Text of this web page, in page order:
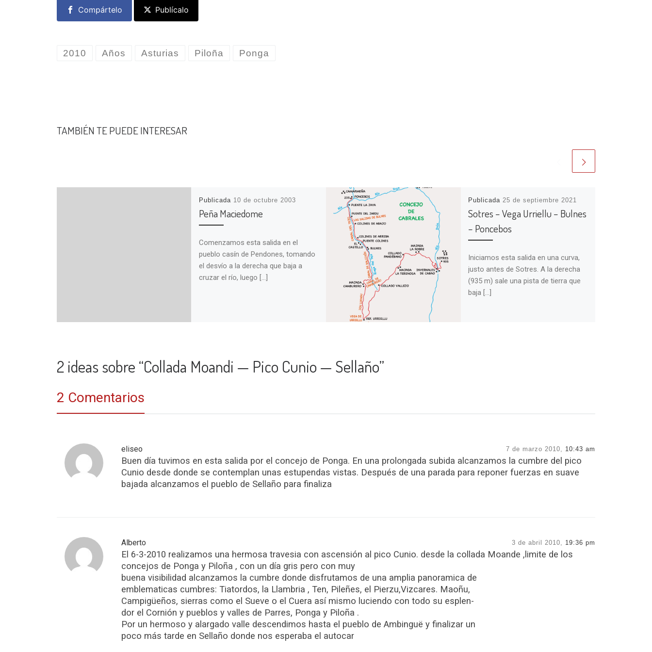
Compártelo Publícalo
2010 Años Asturias Piloña Ponga
TAMBIÉN TE PUEDE INTERESAR
Publicada 10 de octubre 2003
Peña Maciedome
Comenzamos esta salida en el
pueblo casín de Pendones, tomando
el desvío a la derecha que baja a
cruzar el río, luego […]
Publicada 25 de septiembre 2021
Sotres – Vega Urriellu – Bulnes
– Poncebos
Iniciamos esta salida en una curva,
justo antes de Sotres. A la derecha
(935 m) sale una pista de tierra que
baja […]
2 ideas sobre “Collada Moandi — Pico Cunio — Sellaño”
2 Comentarios
eliseo 7 de marzo 2010, 10:43 am
Buen día tuvimos en esta salida por el concejo de Ponga. En una prolongada subida alcanzamos la cumbre del pico
Cunio desde donde se contemplan unas estupendas vistas. Después de una parada para reponer fuerzas en suave
bajada alcanzamos el pueblo de Sellaño para finaliza
Alberto 3 de abril 2010, 19:36 pm
El 6-3-2010 realizamos una hermosa travesia con ascensión al pico Cunio. desde la collada Moande ,limite de los
concejos de Ponga y Piloña , con un día gris pero con muy
buena visibilidad alcanzamos la cumbre donde disfrutamos de una amplia panoramica de
emblematicas cumbres: Tiatordos, la Llambria , Ten, Pileñes, el Pierzu,Vizcares. Maoñu,
Campigüeños, sierras como el Sueve o el Cuera así mismo luciendo con todo su esplen-
dor el Cornión y pueblos y valles de Parres, Ponga y Piloña .
Por un hermoso y alargado valle descendimos hasta el pueblo de Ambinguë y finalizar un
poco más tarde en Sellaño donde nos esperaba el autocar